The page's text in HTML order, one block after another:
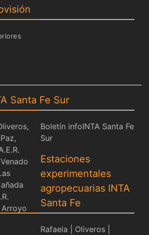
Santa Fe Sur
Boletín infoINTA Santa Fe
Sur
Estaciones
experimentales
agropecuarias INTA
Santa Fe
Rafaela Oliveros